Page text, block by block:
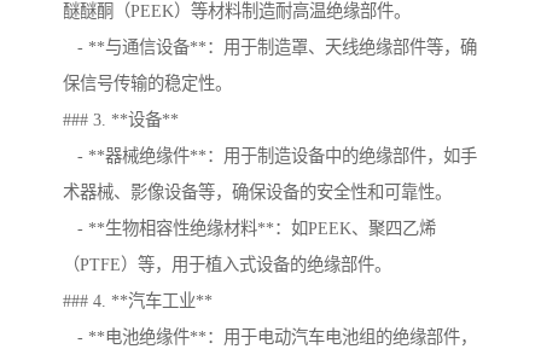
醚醚酮（PEEK）等材料制造耐高温绝缘部件。
- **与通信设备**：用于制造罩、天线绝缘部件等，确
保信号传输的稳定性。
### 3. **设备**
- **器械绝缘件**：用于制造设备中的绝缘部件，如手
术器械、影像设备等，确保设备的安全性和可靠性。
- **生物相容性绝缘材料**：如PEEK、聚四乙烯
（PTFE）等，用于植入式设备的绝缘部件。
### 4. **汽车工业**
- **电池绝缘件**：用于电动汽车电池组的绝缘部件，